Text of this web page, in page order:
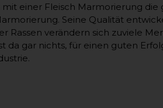
einer Fleisch Marmorierung die
Seine Qualität
Rassen verändern sich zuviele
da gar nichts, für einen guten